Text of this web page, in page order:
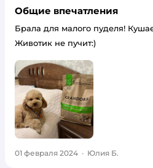
Общие впечатления
Брала для малого пуделя!
Животик не пучит:)
01 февраля 2024 · Юлия Б.